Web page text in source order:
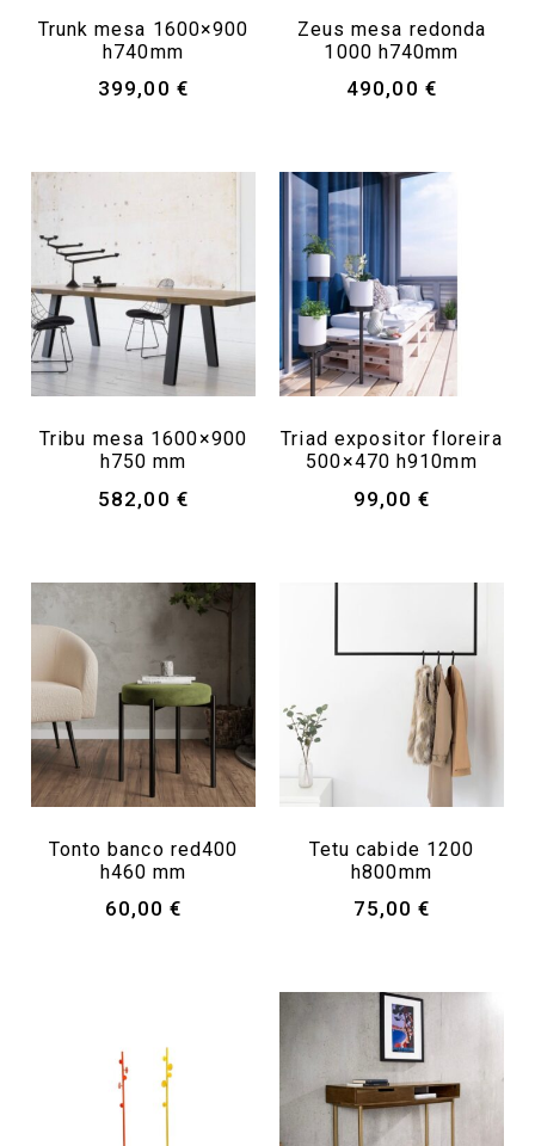
Trunk mesa 1600×900
h740mm
399,00 €
Zeus mesa redonda
1000 h740mm
490,00 €
Tribu mesa 1600×900
h750 mm
582,00 €
Triad expositor floreira
500×470 h910mm
99,00€
Tonto banco red400
h460 mm
60,00€
Tetu cabide 1200
h800mm
75,00€